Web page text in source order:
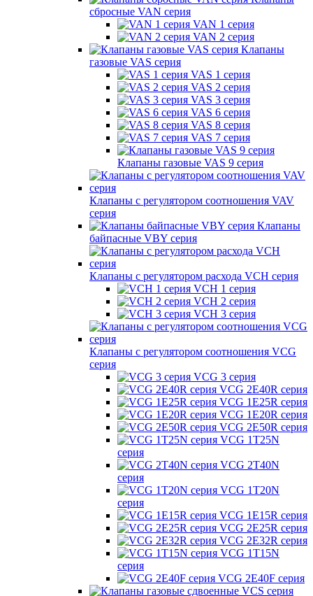
сбросные VAN серия
VAN 1 серия
VAN 2 серия
Клапаны
газовые VAS серия
VAS 1 серия
VAS 2 серия
VAS 3 серия
VAS 6 серия
VAS 8 серия
VAS 7 серия
Клапаны газовые VAS 9 серия
Клапаны с регулятором соотношения VAV
серия
Клапаны
байпасные VBY серия
Клапаны с регулятором расхода VCH серия
VCH 1 серия
VCH 2 серия
VCH 3 серия
Клапаны с регулятором соотношения VCG
серия
VCG 3 серия
VCG 2E40R серия
VCG 1E25R серия
VCG 1E20R серия
VCG 2E50R серия
VCG 1T25N
серия
VCG 2T40N
серия
VCG 1T20N
серия
VCG 1E15R серия
VCG 2E25R серия
VCG 2E32R серия
VCG 1T15N
серия
VCG 2E40F серия